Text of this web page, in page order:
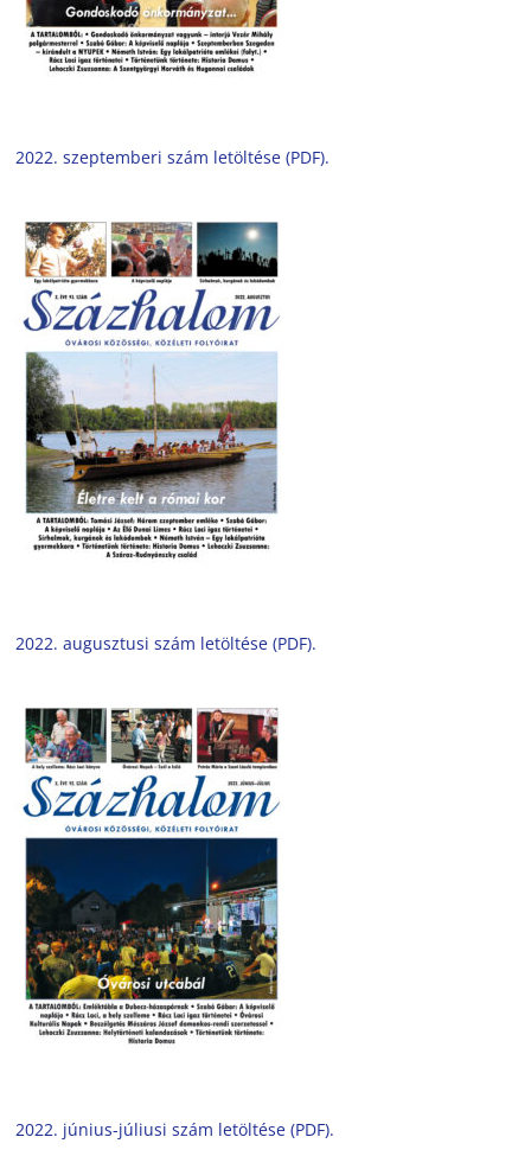
2022. szeptemberi szám letöltése (PDF).
2022. augusztusi szám letöltése (PDF).
2022. június-júliusi szám letöltése (PDF).